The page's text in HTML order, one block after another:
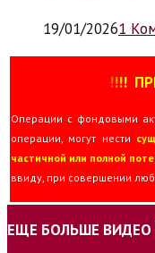
19/01/20261
!!!!
Операции с фондовыми
операции, могут нести
частичной или полной
ввиду, при совершении
ЕЩЕ БОЛЬШЕ ВИДЕО